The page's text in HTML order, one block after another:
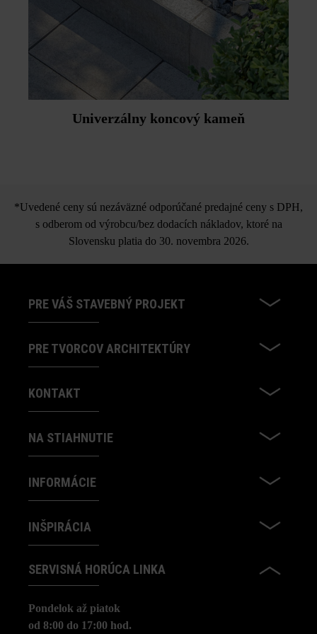
Univerzálny koncový kameň
*Uvedené ceny sú nezáväzné odporúčané predajné ceny s DPH,
s odberom od výrobcu/bez dodacích nákladov, ktoré na
Slovensku platia do 30. novembra 2026.
PRE VÁŠ STAVEBNÝ PROJEKT
PRE TVORCOV ARCHITEKTÚRY
KONTAKT
NA STIAHNUTIE
INFORMÁCIE
INŠPIRÁCIA
SERVISNÁ HORÚCA LINKA
Pondelok až piatok
od 8:00 do 17:00 hod.